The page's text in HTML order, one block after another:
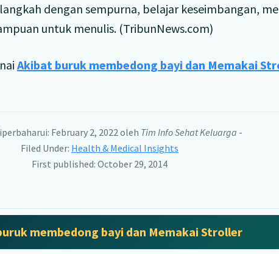
dengan sempurna, belajar keseimbangan,
untuk menulis. (TribunNews.com)
Akibat buruk membedong bayi dan Memakai
February 2, 2022 oleh Tim Info Sehat Keluarga -
Filed Under: Health & Medical Insights
First published: October 29, 2014
membedong bayi dan Memakai Stroller